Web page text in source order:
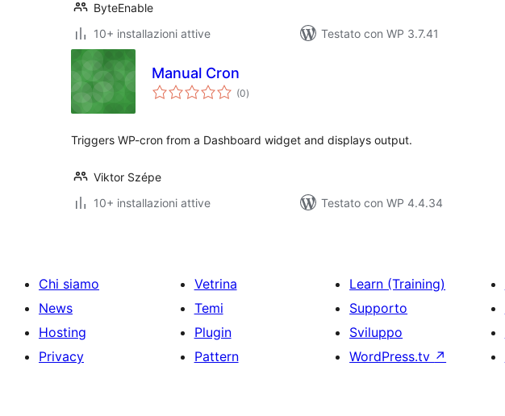
ByteEnable
10+ installazioni attive
Testato con WP 3.7.41
Manual Cron
(0valutazioni
totali
)
Triggers WP-cron from a Dashboard widget and displays output.
Viktor Szépe
10+ installazioni attive
Testato con WP 4.4.34
Chi siamo
News
Hosting
Privacy
Vetrina
Temi
Plugin
Pattern
Learn (Training)
Supporto
Sviluppo
WordPress.tv ↗